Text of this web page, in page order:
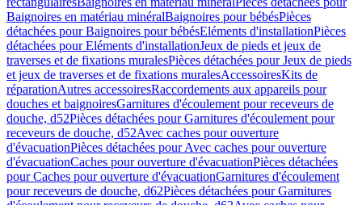
Baignoires en matériau minéralBaignoires pour bébésPièces
détachées pour Baignoires pour bébésEléments d'installationPièces
détachées pour Eléments d'installationJeux de pieds et jeux de
traverses et de fixations muralesPièces détachées pour Jeux de pieds
et jeux de traverses et de fixations muralesAccessoiresKits de
réparationAutres accessoiresRaccordements aux appareils pour
douches et baignoiresGarnitures d'écoulement pour receveurs de
douche, d52Pièces détachées pour Garnitures d'écoulement pour
receveurs de douche, d52Avec caches pour ouverture
d'évacuationPièces détachées pour Avec caches pour ouverture
d'évacuationCaches pour ouverture d'évacuationPièces détachées
pour Caches pour ouverture d'évacuationGarnitures d'écoulement
pour receveurs de douche, d62Pièces détachées pour Garnitures